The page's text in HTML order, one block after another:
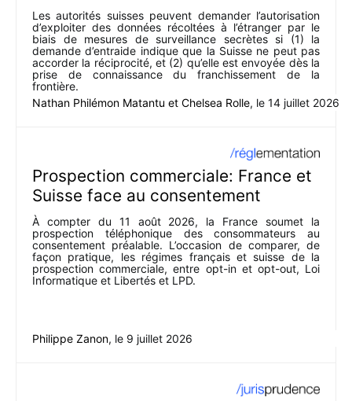
Les autorités suisses peuvent demander l’autorisation
d’exploiter des données récoltées à l’étranger par le
biais de mesures de surveillance secrètes si (1) la
demande d’entraide indique que la Suisse ne peut pas
accorder la réciprocité, et (2) qu’elle est envoyée dès la
prise de connaissance du franchissement de la
frontière.
Nathan Philémon Matantu et Chelsea Rolle, le 14 juillet 2026
Prospection commerciale: France et
Suisse face au consentement
À compter du 11 août 2026, la France soumet la
prospection téléphonique des consommateurs au
consentement préalable. L’occasion de comparer, de
façon pratique, les régimes français et suisse de la
prospection commerciale, entre opt-in et opt-out, Loi
Informatique et Libertés et LPD.
Philippe Zanon, le 9 juillet 2026